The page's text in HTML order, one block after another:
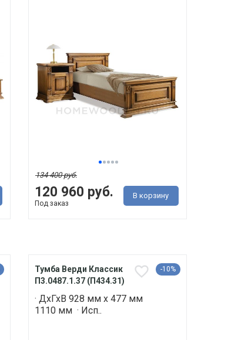
120 960 руб.
134 400 руб.
Под заказ
В корзину
Тумба Верди Классик
П3.0487.1.37 (П434.31)
-10%
· ДхГхВ 928 мм х 477 мм
1110 мм · Исп..